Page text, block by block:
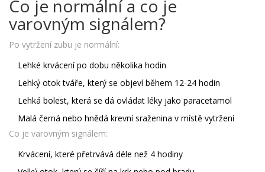
Co je normální a co je
varovným signálem?
Po vytržení zubu je normální:
Lehké krvácení po dobu několika hodin
Lehký otok tváře, který se objeví během 12-24 hodin
Lehká bolest, která se dá ovládat léky jako paracetamol
Malá černá nebo hnědá krevní sraženina v místě vytržení
Co je varovným signálem:
Krvácení, které přetrvává déle než 4 hodiny